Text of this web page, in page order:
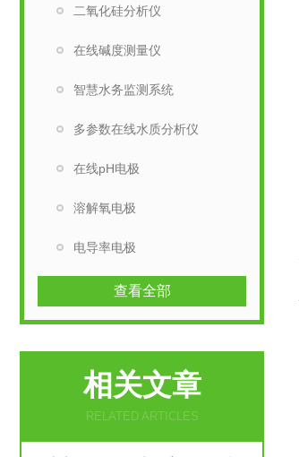
二氧化硅分析仪
在线碱度测量仪
智慧水务监测系统
多参数在线水质分析仪
在线pH电极
溶解氧电极
电导率电极
查看全部
相关文章
RELATED ARTICLES